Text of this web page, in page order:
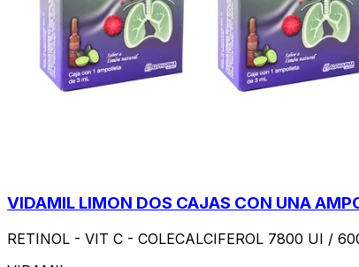
VIDAMIL LIMON DOS CAJAS CON UNA
RETINOL - VIT C - COLECALCIFEROL 7800 UI /